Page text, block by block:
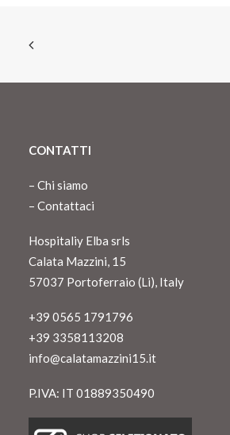
CONTATTI
– Chi siamo
– Contattaci
Hospitaliy Elba srls
Calata Mazzini, 15
57037 Portoferraio (Li), Italy
+39 0565 1791796
+39 3358113208
info@calatamazzini15.it
P.IVA: IT 01889350490